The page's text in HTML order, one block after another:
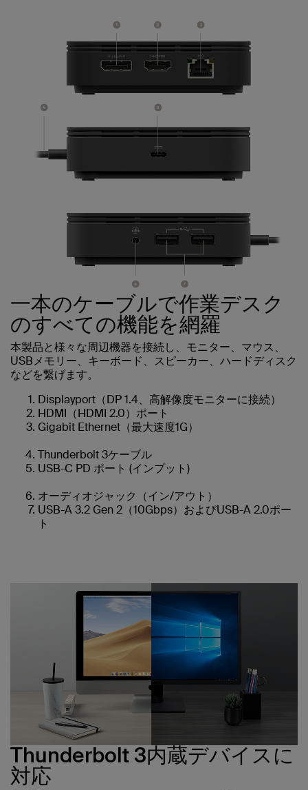
一本のケーブルで作業デスク
のすべての機能を網羅
本製品と様々な周辺機器を接続し、モニター、マウス、
USBメモリー、キーボード、スピーカー、ハードディスク
などを繋げます。
Displayport（DP 1.4、高解像度モニターに接続）
HDMI（HDMI 2.0）ポート
Gigabit Ethernet（最大速度1G）
Thunderbolt 3ケーブル
USB-C PD ポート (インプット)
オーディオジャック（イン/アウト）
USB-A 3.2 Gen 2（10Gbps）およびUSB-A 2.0ポー
ト
Thunderbolt 3内蔵デバイスに
対応